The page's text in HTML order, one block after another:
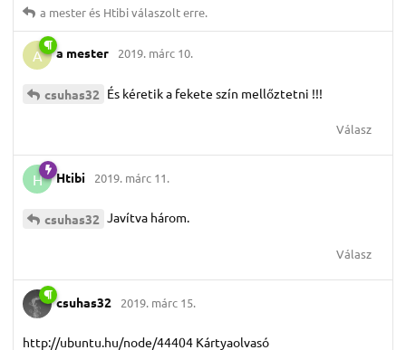
a mesterés Htibiválaszolt erre.
A a mester 2019. márc 10.
csuhas32 És kéretik a fekete szín mellőztetni !!!
Válasz
H Htibi 2019. márc 11.
csuhas32 Javítva három.
Válasz
csuhas32 2019. márc 15.
http://ubuntu.hu/node/44404 Kártyaolvasó